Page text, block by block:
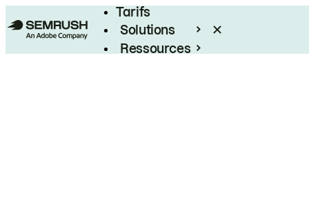
Tarifs
Solutions
Ressources